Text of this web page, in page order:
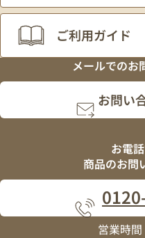
ご利用ガイド
メールでのお
お問い
お電
商品のお問
0120
営業時